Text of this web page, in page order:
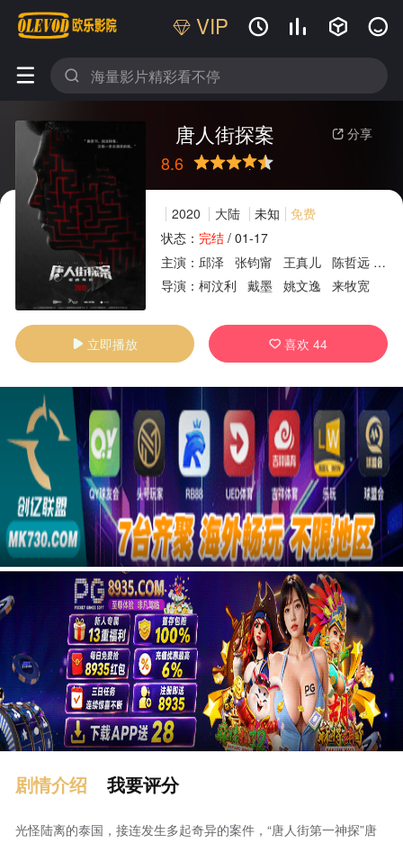
VIP    
 
 分享
唐人街探案
8.6
推荐力荐
2020 大陆 未知
免费
状态： 完结/ 01-17
主演： 邱泽 张钧甯 王真儿 陈哲远 程
导演： 柯汶利 戴墨 姚文逸 来牧宽
 立即播放  喜欢44
广告
广告
剧情介绍 我要评分
光怪陆离的泰国，接连发生多起奇异的案件，“唐人街第一神探”唐